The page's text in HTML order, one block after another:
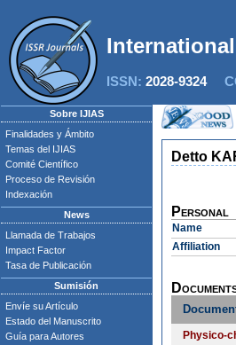
ISSN: 2028-9324
Sobre IJIAS
Finalidades y Ámbito
Temas del IJIAS
Comité Científico
Proceso de Revisión
Indexación
News
Llamada de Trabajos
Impact Factor
Tasa de Publicación
Sumisión
Envíe su Artículo
Estado del Manuscrito
Guía para Autores
Detto
Personal
Name
Affiliation
Physico-